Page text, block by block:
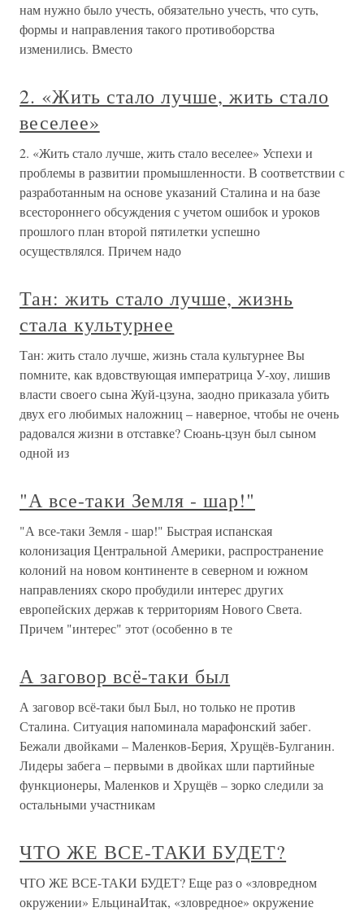
нам нужно было учесть, обязательно учесть, что суть,
формы и направления такого противоборства
изменились. Вместо
2. «Жить стало лучше, жить стало
веселее»
2. «Жить стало лучше, жить стало веселее» Успехи и
проблемы в развитии промышленности. В соответствии с
разработанным на основе указаний Сталина и на базе
всестороннего обсуждения с учетом ошибок и уроков
прошлого план второй пятилетки успешно
осуществлялся. Причем надо
Тан: жить стало лучше, жизнь
стала культурнее
Тан: жить стало лучше, жизнь стала культурнее Вы
помните, как вдовствующая императрица У-хоу, лишив
власти своего сына Жуй-цзуна, заодно приказала убить
двух его любимых наложниц – наверное, чтобы не очень
радовался жизни в отставке? Сюань-цзун был сыном
одной из
"А все-таки Земля - шар!"
"А все-таки Земля - шар!" Быстрая испанская
колонизация Центральной Америки, распространение
колоний на новом континенте в северном и южном
направлениях скоро пробудили интерес других
европейских держав к территориям Нового Света.
Причем "интерес" этот (особенно в те
А заговор всё-таки был
А заговор всё-таки был Был, но только не против
Сталина. Ситуация напоминала марафонский забег.
Бежали двойками – Маленков-Берия, Хрущёв-Булганин.
Лидеры забега – первыми в двойках шли партийные
функционеры, Маленков и Хрущёв – зорко следили за
остальными участникам
ЧТО ЖЕ ВСЕ-ТАКИ БУДЕТ?
ЧТО ЖЕ ВСЕ-ТАКИ БУДЕТ? Еще раз о «зловредном
окружении» ЕльцинаИтак, «зловредное» окружение